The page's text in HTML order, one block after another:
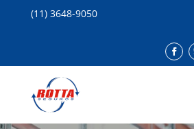
(11) 3648-9050